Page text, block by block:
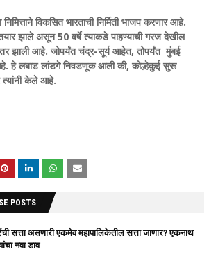
विकसित भारताची निर्मिती भाजप करणार आहे.
झाले असून 50 वर्षे त्याकडे पाहण्याची गरज देखील
झाली आहे. जोपर्यंत चंद्र-सूर्य आहेत, तोपर्यंत मुंबई
आहे. हे लबाड लांडगे निवडणूक आली की, कोल्हेकुई सुरू
त्यांनी केले आहे.
POSTS
सत्ता असणारी एकमेव महापालिकेतील सत्ता जाणार? एकनाथ
नवा डाव